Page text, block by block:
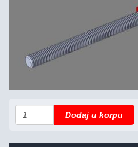
Dodaj u korpu